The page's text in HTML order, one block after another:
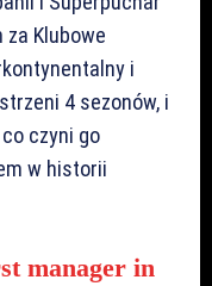
za Klubowe
i
4 sezonów, i
czyni go
w historii
manager in